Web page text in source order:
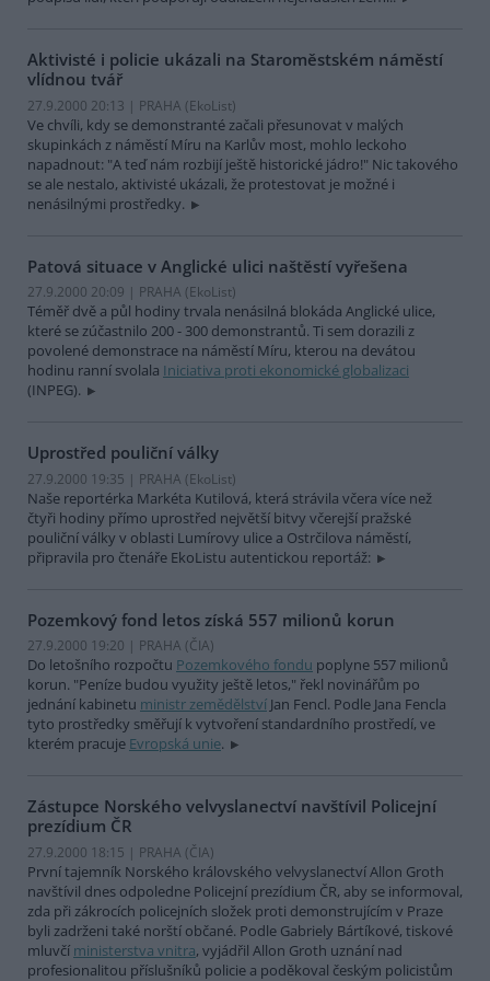
Aktivisté i policie ukázali na Staroměstském náměstí
vlídnou tvář
27.9.2000 20:13 | PRAHA (EkoList)
Ve chvíli, kdy se demonstranté začali přesunovat v malých
skupinkách z náměstí Míru na Karlův most, mohlo leckoho
napadnout: "A teď nám rozbijí ještě historické jádro!" Nic takového
se ale nestalo, aktivisté ukázali, že protestovat je možné i
nenásilnými prostředky.
Patová situace v Anglické ulici naštěstí vyřešena
27.9.2000 20:09 | PRAHA (EkoList)
Téměř dvě a půl hodiny trvala nenásilná blokáda Anglické ulice,
které se zúčastnilo 200 - 300 demonstrantů. Ti sem dorazili z
povolené demonstrace na náměstí Míru, kterou na devátou
hodinu ranní svolala Iniciativa proti ekonomické globalizaci
(INPEG).
Uprostřed pouliční války
27.9.2000 19:35 | PRAHA (EkoList)
Naše reportérka Markéta Kutilová, která strávila včera více než
čtyři hodiny přímo uprostřed největší bitvy včerejší pražské
pouliční války v oblasti Lumírovy ulice a Ostrčilova náměstí,
připravila pro čtenáře EkoListu autentickou reportáž:
Pozemkový fond letos získá 557 milionů korun
27.9.2000 19:20 | PRAHA (ČIA)
Do letošního rozpočtu Pozemkového fondu poplyne 557 milionů
korun. "Peníze budou využity ještě letos," řekl novinářům po
jednání kabinetu ministr zemědělství Jan Fencl. Podle Jana Fencla
tyto prostředky směřují k vytvoření standardního prostředí, ve
kterém pracuje Evropská unie.
Zástupce Norského velvyslanectví navštívil Policejní
prezídium ČR
27.9.2000 18:15 | PRAHA (ČIA)
První tajemník Norského královského velvyslanectví Allon Groth
navštívil dnes odpoledne Policejní prezídium ČR, aby se informoval,
zda při zákrocích policejních složek proti demonstrujícím v Praze
byli zadrženi také norští občané. Podle Gabriely Bártíkové, tiskové
mluvčí ministerstva vnitra, vyjádřil Allon Groth uznání nad
profesionalitou příslušníků policie a poděkoval českým policistům